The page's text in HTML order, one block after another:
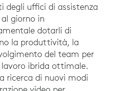
degli uffici di assistenza
giorno in
dotarli di
la produttività, la
del team per
lavoro ibrida ottimale.
ricerca di nuovi modi